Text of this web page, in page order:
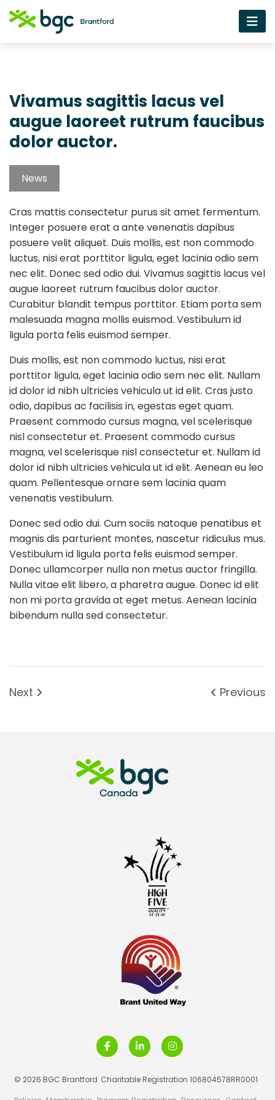
Vivamus sagittis lacus vel
augue laoreet rutrum faucibus
dolor auctor.
News
Cras mattis consectetur purus sit amet fermentum.
Integer posuere erat a ante venenatis dapibus
posuere velit aliquet. Duis mollis, est non commodo
luctus, nisi erat porttitor ligula, eget lacinia odio sem
nec elit. Donec sed odio dui. Vivamus sagittis lacus vel
augue laoreet rutrum faucibus dolor auctor.
Curabitur blandit tempus porttitor. Etiam porta sem
malesuada magna mollis euismod. Vestibulum id
ligula porta felis euismod semper.
Duis mollis, est non commodo luctus, nisi erat
porttitor ligula, eget lacinia odio sem nec elit. Nullam
id dolor id nibh ultricies vehicula ut id elit. Cras justo
odio, dapibus ac facilisis in, egestas eget quam.
Praesent commodo cursus magna, vel scelerisque
nisl consectetur et. Praesent commodo cursus
magna, vel scelerisque nisl consectetur et. Nullam id
dolor id nibh ultricies vehicula ut id elit. Aenean eu leo
quam. Pellentesque ornare sem lacinia quam
venenatis vestibulum.
Donec sed odio dui. Cum sociis natoque penatibus et
magnis dis parturient montes, nascetur ridiculus mus.
Vestibulum id ligula porta felis euismod semper.
Donec ullamcorper nulla non metus auctor fringilla.
Nulla vitae elit libero, a pharetra augue. Donec id elit
non mi porta gravida at eget metus. Aenean lacinia
bibendum nulla sed consectetur.
Previous
Next
© 2026 BGC Brantford Charitable Registration 106804578RR0001